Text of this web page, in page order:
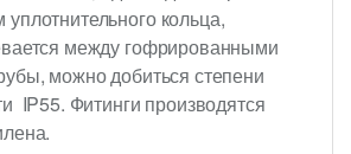
кольца,
между гофрированными
можно добиться степени
IP55. Фитинги производятся